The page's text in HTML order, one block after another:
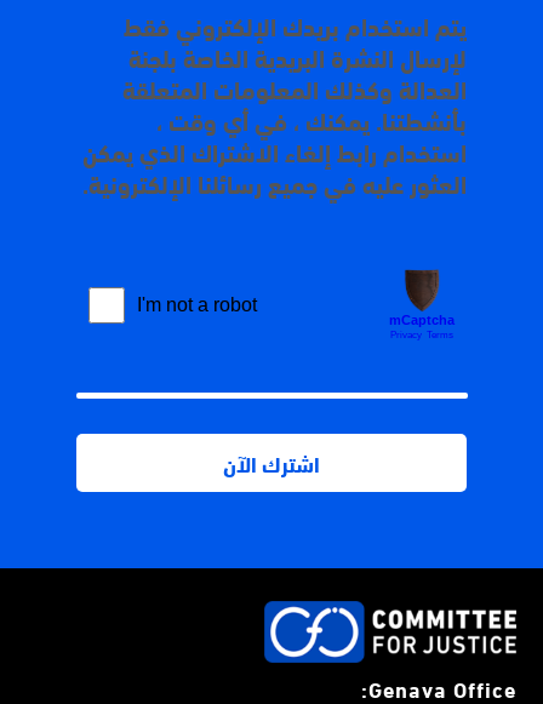
يتم استخدام بريدك الإلكتروني فقط
لإرسال النشرة البريدية الخاصة بلجنة
العدالة وكذلك المعلومات المتعلقة
بأنشطتنا. يمكنك ، في أي وقت ،
استخدام رابط إلغاء الاشتراك الذي يمكن
العثور عليه في جميع رسائلنا الإلكترونية.
Genava Office: